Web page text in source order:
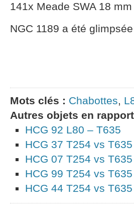
141x Meade SWA 18 mm
NGC 1189 a été
Mots clés : Chabottes,
Autres objets en
HCG 92 L80 – T635
HCG 37 T254 vs T635
HCG 07 T254 vs T635
HCG 99 T254 vs T635
HCG 44 T254 vs T635